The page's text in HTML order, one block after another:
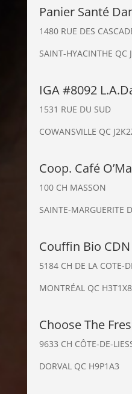
Panier Santé
1480 RUE DES
SAINT-HYACINTHE QC
IGA #8092
1531 RUE DU SUD
COWANSVILLE QC
Coop. Café
100 CH MASSON
SAINTE-MARGUERITE
Couffin Bio
5184 CH DE LA COTE-
MONTRÉAL QC H3T1X8
Choose The
9633 CH CÔTE-DE-
DORVAL QC H9P1A3